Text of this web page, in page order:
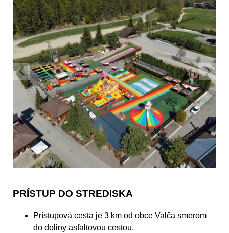
PRÍSTUP DO STREDISKA
Prístupová cesta je 3 km od obce Valča smerom
do doliny asfaltovou cestou.